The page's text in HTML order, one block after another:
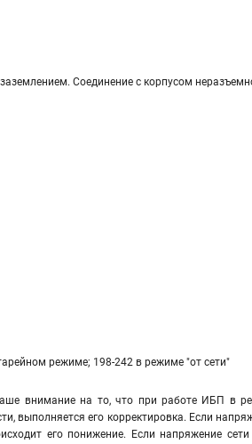
Соединение с корпусом
режиме; 198-242 в режиме "от сети"
внимание на то, что при работе ИБП в
выполняется его корректировка. Если
его понижение. Если напряжение